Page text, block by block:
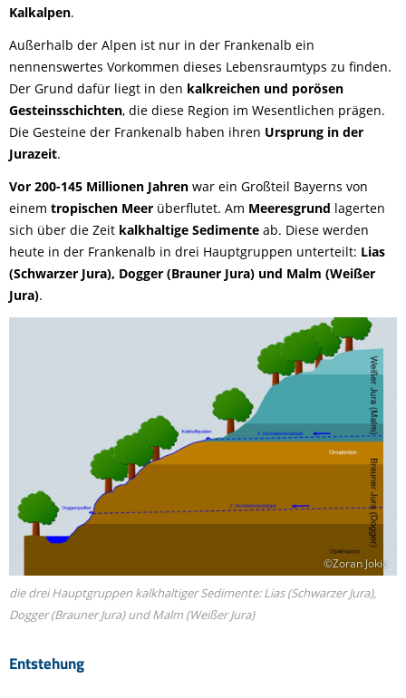
Kalkalpen.
Außerhalb der Alpen ist nur in der Frankenalb ein
nennenswertes Vorkommen dieses Lebensraumtyps zu finden.
Der Grund dafür liegt in den kalkreichen und porösen
Gesteinsschichten, die diese Region im Wesentlichen prägen.
Die Gesteine der Frankenalb haben ihren Ursprung in der
Jurazeit.
Vor 200-145 Millionen Jahren war ein Großteil Bayerns von
einem tropischen Meer überflutet. Am Meeresgrund lagerten
sich über die Zeit kalkhaltige Sedimente ab. Diese werden
heute in der Frankenalb in drei Hauptgruppen unterteilt: Lias
(Schwarzer Jura), Dogger (Brauner Jura) und Malm (Weißer
Jura).
Entstehung
©Zoran Jokic
die drei Hauptgruppen kalkhaltiger Sedimente: Lias (Schwarzer Jura),
Dogger (Brauner Jura) und Malm (Weißer Jura)